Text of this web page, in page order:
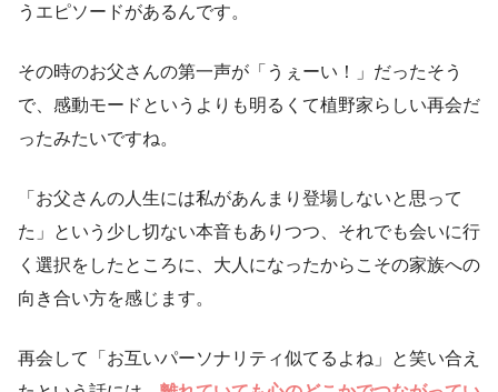
うエピソードがあるんです。
その時のお父さんの第一声が「うぇーい！」だったそう
で、感動モードというよりも明るくて植野家らしい再会だ
ったみたいですね。
「お父さんの人生には私があんまり登場しないと思って
た」という少し切ない本音もありつつ、それでも会いに行
く選択をしたところに、大人になったからこその家族への
向き合い方を感じます。
再会して「お互いパーソナリティ似てるよね」と笑い合え